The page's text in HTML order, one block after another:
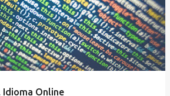
Idioma Online